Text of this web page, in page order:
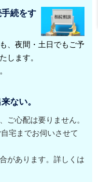
続をす
、夜間・土日でもご予
します。
ない。
ご心配は要りません。
宅までお伺いさせて
があります。詳しくは